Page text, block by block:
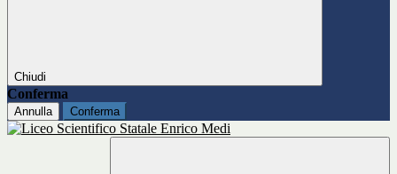
Chiudi
Conferma
Annulla Conferma